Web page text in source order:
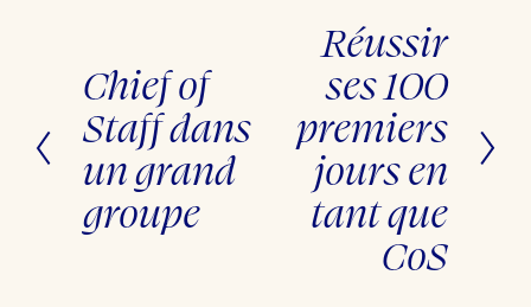
P
r
é
c
é
d
e
t
Chief of
Staff dans
un grand
groupe
Réussir
ses 100
premiers
jours en
tant que
CoS